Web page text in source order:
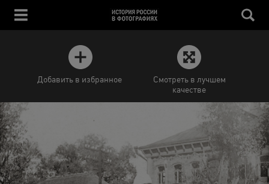
Добавить в избранное
Смотреть в лучшем
качестве